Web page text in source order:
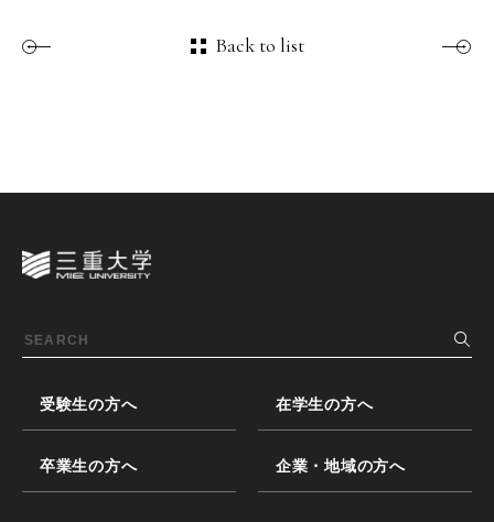
Back to list
受験生の方へ 在学生の方へ
卒業生の方へ 企業・地域の方へ